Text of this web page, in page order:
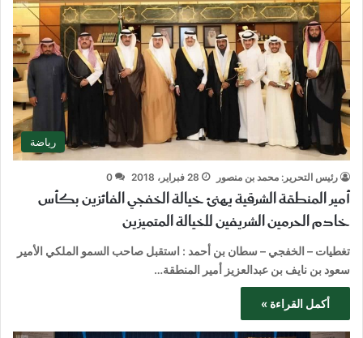
رياضة
رئيس التحرير: محمد بن منصور 28 فبراير، 2018 0
أمير المنطقة الشرقية يهنئ خيالة الخفجي الفائزين بكأس
خادم الحرمين الشريفين للخيالة المتميزين
تغطيات – الخفجي – سطان بن أحمد : استقبل صاحب السمو الملكي الأمير
سعود بن نايف بن عبدالعزيز أمير المنطقة…
أكمل القراءة »